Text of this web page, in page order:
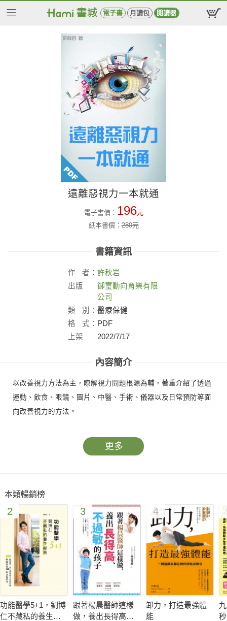
電子書 月讀包 閱讀器
遠離惡視力一本就通
電子書價： 196元
紙本書價：280元
書籍資訊
作 者： 許秋岩
出版
御璽動向育樂有限
公司
類
別： 醫療保健
格
式： PDF
上架
2022/7/17
內容簡介
以改善視力方法為主，瞭解視力問題根源為輔，著重介紹了透過
運動、飲食、眼鏡、圖片、中醫、手術、儀器以及日常預防等面
向改善視力的方法。
更多
本類暢銷榜
2
功能醫學5+1，劉博
仁不藏私的養生祕
3
跟著楊晨醫師這樣
做，養出長得高、
4
卸力，打造最強體
能